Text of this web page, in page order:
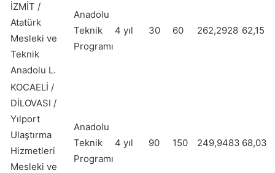
İZMİT /
Atatürk
Mesleki ve
Teknik
Anadolu L.
Anadolu
Teknik
Programı
4 yıl 30 60 262,2928 62,15
KOCAELİ /
DİLOVASI /
Yılport
Ulaştırma
Hizmetleri
Mesleki ve
Anadolu
Teknik
Programı
4 yıl 90 150 249,9483 68,03